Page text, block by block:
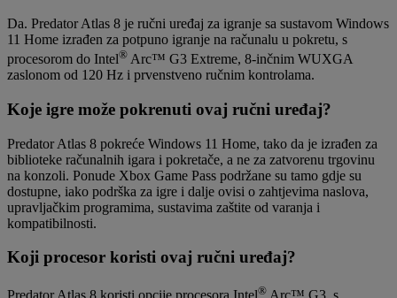
Da. Predator Atlas 8 je ručni uređaj za igranje sa sustavom Windows
11 Home izrađen za potpuno igranje na računalu u pokretu, s
procesorom do Intel® Arc™ G3 Extreme, 8-inčnim WUXGA
zaslonom od 120 Hz i prvenstveno ručnim kontrolama.
Koje igre može pokrenuti ovaj ručni uređaj?
Predator Atlas 8 pokreće Windows 11 Home, tako da je izrađen za
biblioteke računalnih igara i pokretače, a ne za zatvorenu trgovinu
na konzoli. Ponude Xbox Game Pass podržane su tamo gdje su
dostupne, iako podrška za igre i dalje ovisi o zahtjevima naslova,
upravljačkim programima, sustavima zaštite od varanja i
kompatibilnosti.
Koji procesor koristi ovaj ručni uređaj?
®